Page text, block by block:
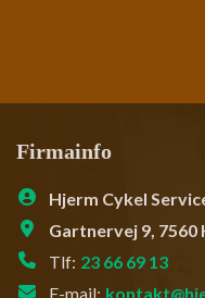
Firmainfo
Hjerm Cykel
Gartnervej 9, 7560
Tlf: 23 66 69 13
E-mail: